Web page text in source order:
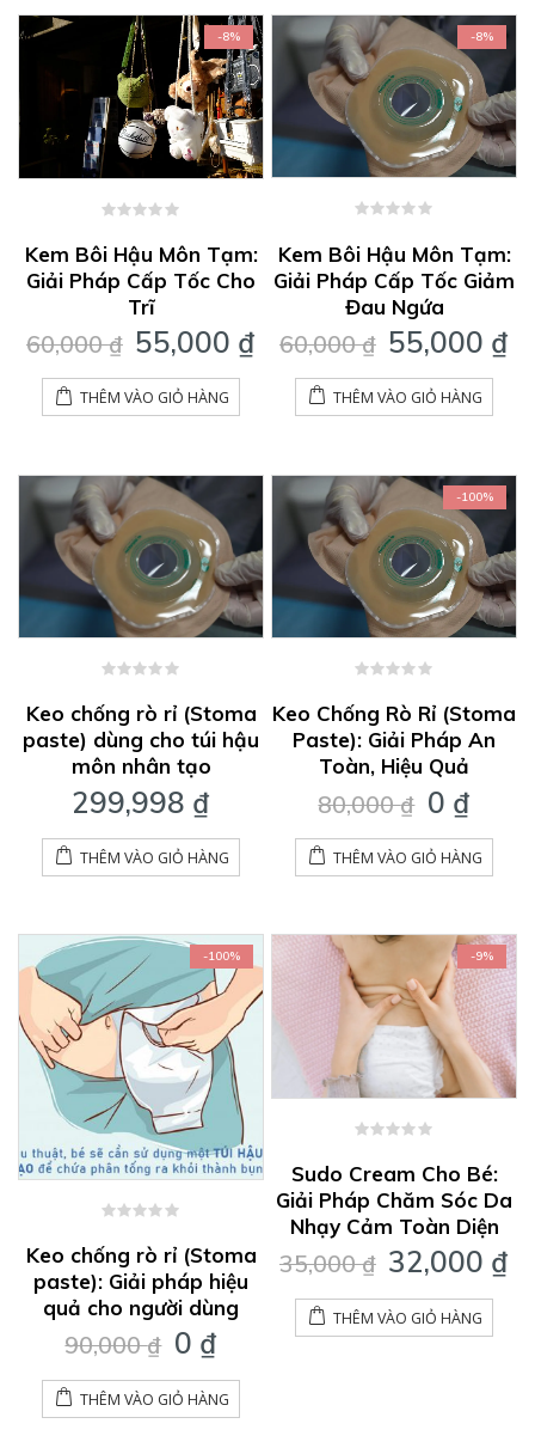
-8%
out
of
5
Kem Bôi Hậu Môn Tạm:
Giải Pháp Cấp Tốc Cho
Trĩ
60,000₫ Giá
gốc
là:
60,000 ₫.
55,000 ₫ Giá
hiện
THÊM VÀO GIỎ HÀNG
-8%
out
of
5
Kem Bôi Hậu Môn Tạm:
Giải Pháp Cấp Tốc Giảm
Đau Ngứa
60,000₫ Giá
gốc
là:
60,000 ₫.
55,000 ₫
THÊM VÀO GIỎ HÀNG
out
of
5
Keo chống rò rỉ (Stoma
paste) dùng cho túi hậu
môn nhân tạo
299,998 ₫
THÊM VÀO GIỎ HÀNG
-100%
out
of
5
Keo Chống Rò Rỉ (Stoma
Paste): Giải Pháp An
Toàn, Hiệu Quả
80,000₫ Giá
gốc
là:
80,000
0 ₫Giá
hiện
tại
là:
THÊM VÀO GIỎ HÀNG
-100%
out
of
5
Keo chống rò rỉ (Stoma
paste): Giải pháp hiệu
quả cho người dùng
90,000₫ Giá
gốc
là:
90,000 ₫.
0 ₫Giá
hiện
tại
là:
THÊM VÀO GIỎ HÀNG
-9%
out
of
5
Sudo Cream Cho Bé:
Giải Pháp Chăm Sóc Da
Nhạy Cảm Toàn Diện
35,000₫ Giá
gốc
là:
35,000 ₫.
32,000 ₫
THÊM VÀO GIỎ HÀNG